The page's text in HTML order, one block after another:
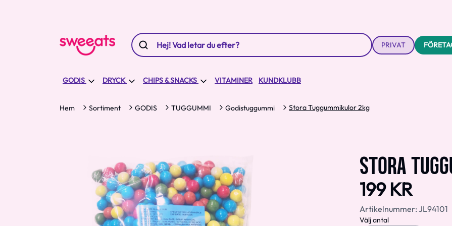
PRIVAT
GODIS DRYCK CHIPS & SNACKS VITAMINER KUNDKLUBB
Hem Sortiment GODIS TUGGUMMI Godistuggummi Stora Tuggummikulor 2kg
STORA
199 KR
Artikelnummer: JL94101
Välj antal